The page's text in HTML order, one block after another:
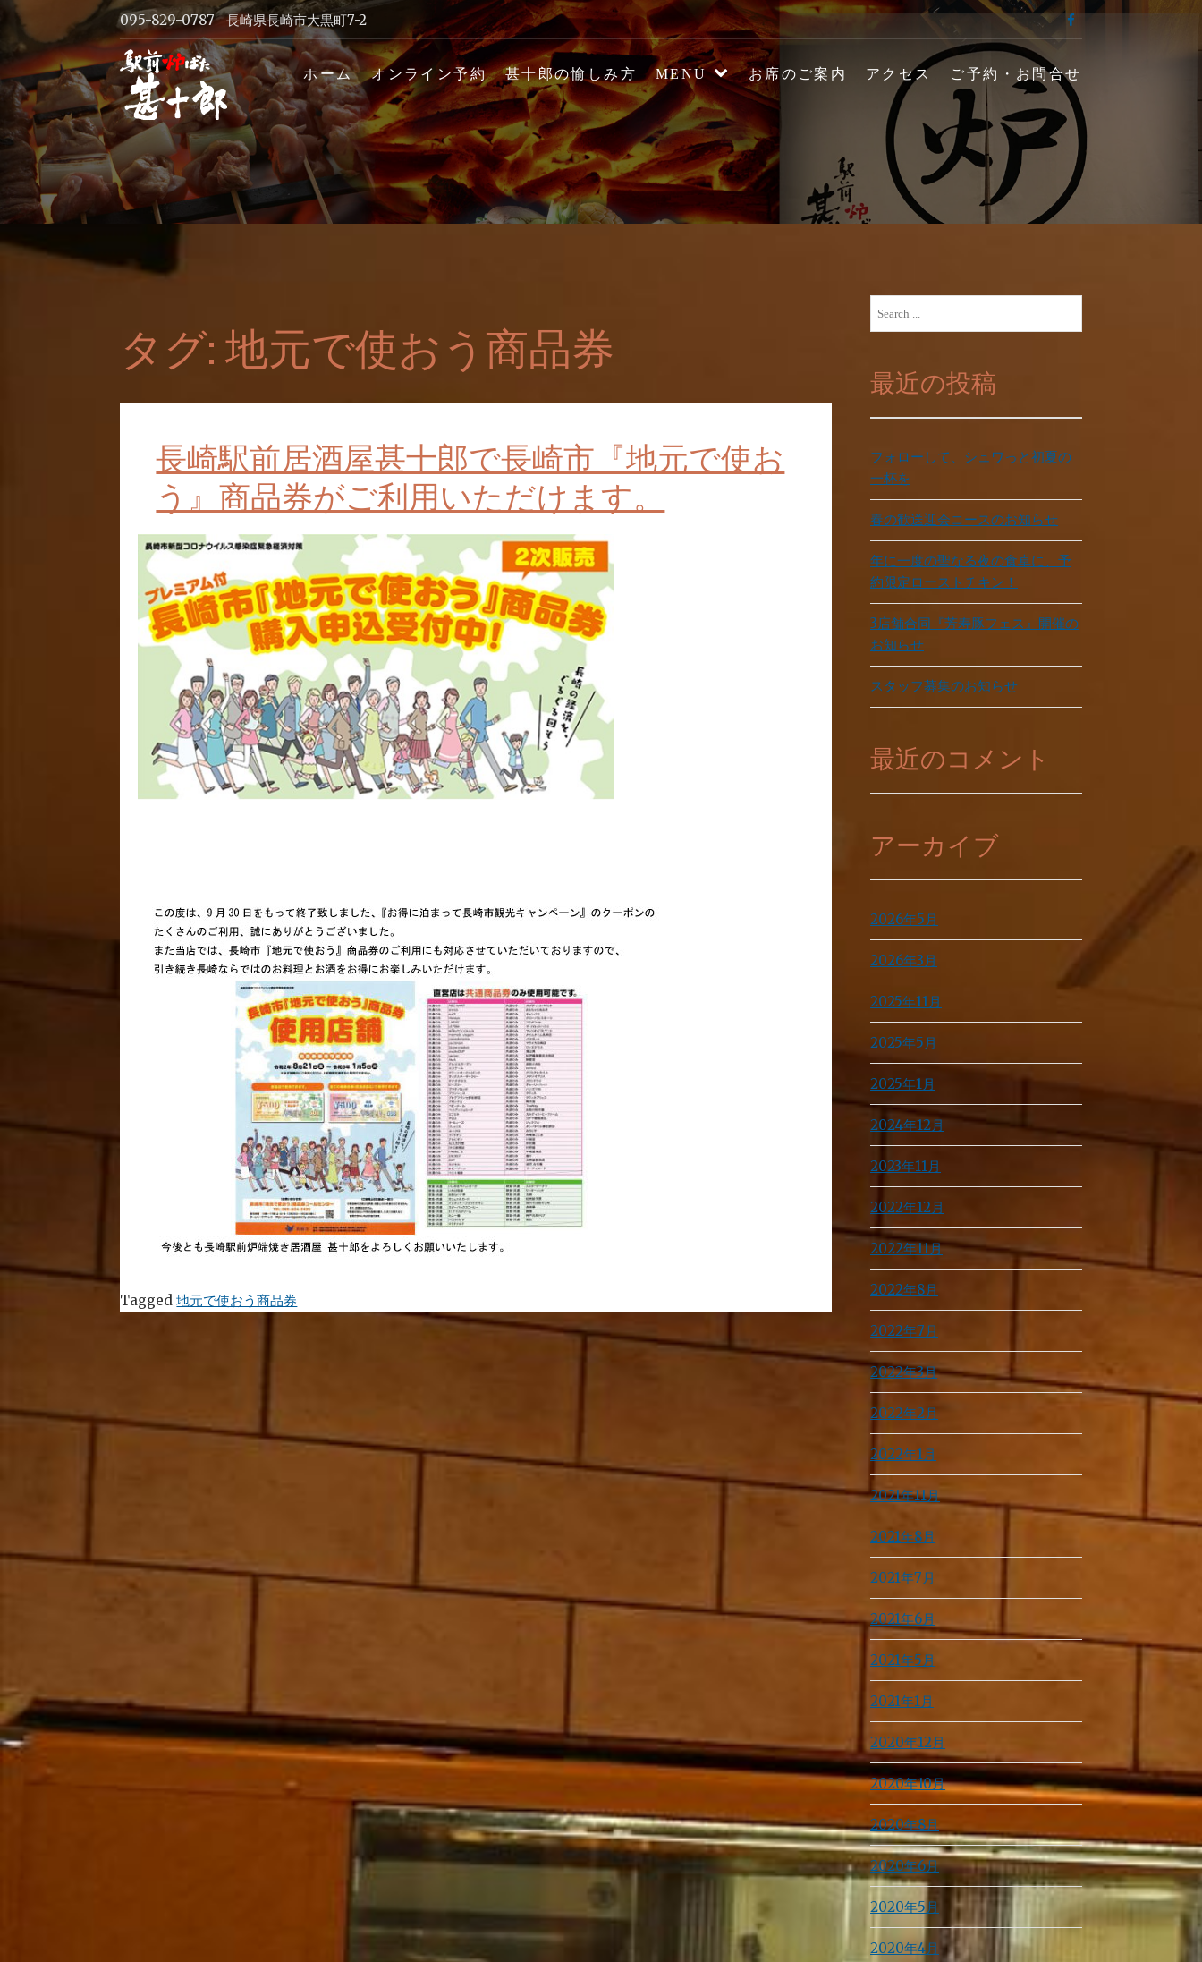
Skip
content
095-829-0787 長崎県長崎市大黒町7-2 facebook
長崎駅前の炉端焼き居酒屋【駅前炉端 甚十郎】の公式
ホームページ
ホーム オンライン予約 甚十郎の愉しみ方 MENU お席のご案内 アクセス ご予約・お問合せ
タグ:地元で使おう商品券
長崎駅前居酒屋甚十郎で長崎市『地元で使お
う』商品券がご利用いただけます。
Tagged地元で使おう商品券
最近の投稿
フォローして、シュワっと初夏の
一杯を
春の歓送迎会コースのお知らせ
年に一度の聖なる夜の食卓に、予
約限定ローストチキン！
3店舗合同『芳寿豚フェス』開催の
お知らせ
スタッフ募集のお知らせ
最近のコメント
アーカイブ
2026年5月
2026年3月
2025年11月
2025年5月
2025年1月
2024年12月
2023年11月
2022年12月
2022年11月
2022年8月
2022年7月
2022年3月
2022年2月
2022年1月
2021年11月
2021年8月
2021年7月
2021年6月
2021年5月
2021年1月
2020年12月
2020年10月
2020年8月
2020年6月
2020年5月
2020年4月